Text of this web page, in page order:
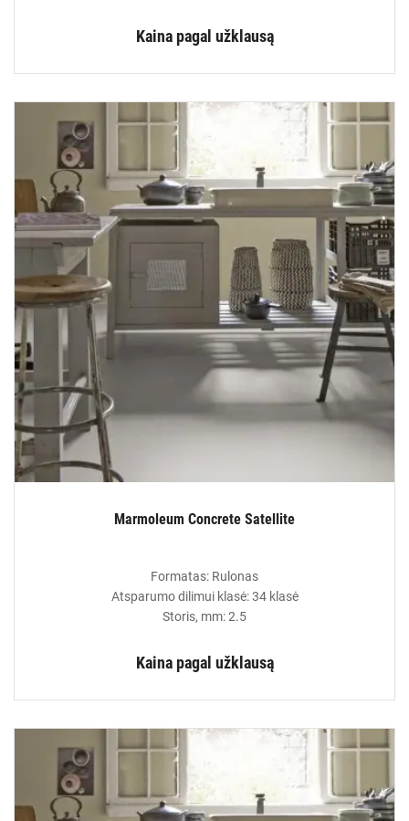
Kaina pagal užklausą
Marmoleum Concrete Satellite
Formatas: Rulonas
Atsparumo dilimui klasė: 34 klasė
Storis, mm: 2.5
Kaina pagal užklausą